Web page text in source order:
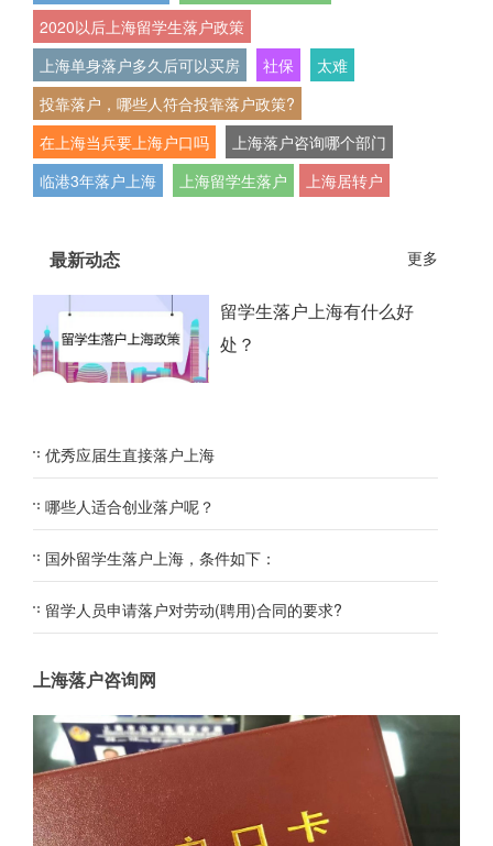
2020以后上海留学生落户政策
上海单身落户多久后可以买房
社保
太难
投靠落户，哪些人符合投靠落户政策?
在上海当兵要上海户口吗
上海落户咨询哪个部门
临港3年落户上海
上海留学生落户 上海居转户
最新动态 更多
留学生落户上海有什么好
处？
优秀应届生直接落户上海
哪些人适合创业落户呢？
国外留学生落户上海，条件如下：
留学人员申请落户对劳动(聘用)合同的要求?
上海落户咨询网